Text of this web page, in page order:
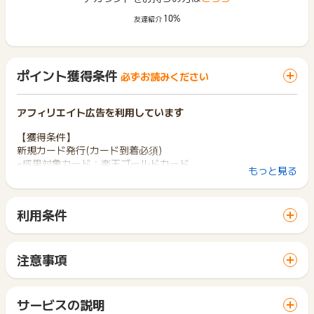
友達紹介 10%
ポイント獲得条件 必ずお読みください
アフィリエイト広告を利用しています
【獲得条件】
新規カード発行(カード到着必須)
※成果対象カード：楽天ゴールドカード
※初めてお申込み後、カード発行が確認できた方のみ対象
(※既に家族カードをお持ちの場合でも、ご本人名義の本カー
※広告クリックから24時間以内のお申込み
※本サイトに表示されているリンクからのお申込み
【獲得対象外】
・不備・不正・虚偽・重複（IP/住所）・いたずら・キャンセル
等に該当すると広告主が判断した場合
・楽天カード、楽天PINKカード、楽天プレミアムカード、楽天
ブラックカード、楽天ビジネスカード、楽天銀行カード、楽天
もっと見る
利用条件
サイトに移動してからお申し込みやお買い物が完了するまでの
間に、同じブラウザ（※）で他のサイトに移動した場合はポイン
ト獲得ができません。
ス・お買い物利用時で、デバイス・ブラウザが異なる場合はポ
注意事項
一部のサービスにつきましては、1商品につき10円単位の金額
サービスの説明